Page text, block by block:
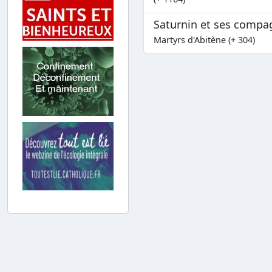
Saturnin et ses
Martyrs d'Abitène (+ 304)